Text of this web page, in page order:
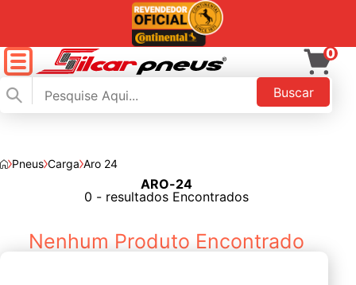
Buscar
0
Pneus Carga Aro 24
ARO-24
0 - resultados Encontrados
Nenhum Produto Encontrado